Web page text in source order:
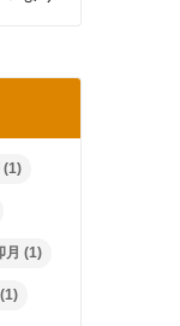
(1)
月 (1)
(1)